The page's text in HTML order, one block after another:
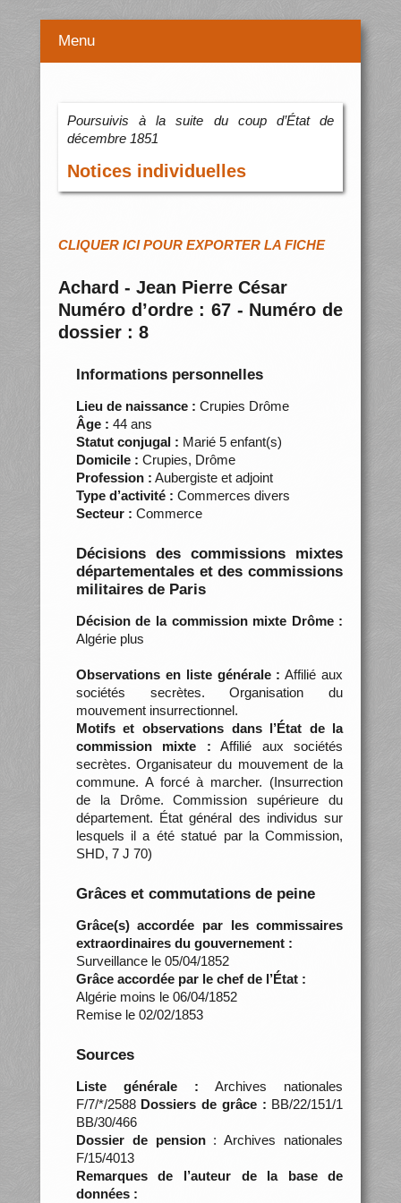
Menu
Poursuivis à la suite du coup d’État de
décembre 1851
Notices individuelles
CLIQUER ICI POUR EXPORTER LA FICHE
Achard - Jean Pierre César
Numéro d’ordre : 67 - Numéro de
dossier : 8
Informations personnelles
Lieu de naissance : Crupies Drôme
Âge : 44 ans
Statut conjugal : Marié 5 enfant(s)
Domicile : Crupies, Drôme
Profession : Aubergiste et adjoint
Type d’activité : Commerces divers
Secteur : Commerce
Décisions des commissions mixtes
départementales et des commissions
militaires de Paris
Décision de la commission mixte Drôme :
Algérie plus
Observations en liste générale : Affilié aux
sociétés secrètes. Organisation du
mouvement insurrectionnel.
Motifs et observations dans l’État de la
commission mixte : Affilié aux sociétés
secrètes. Organisateur du mouvement de la
commune. A forcé à marcher. (Insurrection
de la Drôme. Commission supérieure du
département. État général des individus sur
lesquels il a été statué par la Commission,
SHD, 7 J 70)
Grâces et commutations de peine
Grâce(s) accordée par les commissaires
extraordinaires du gouvernement :
Surveillance le 05/04/1852
Grâce accordée par le chef de l’État :
Algérie moins le 06/04/1852
Remise le 02/02/1853
Sources
Liste générale : Archives nationales
F/7/*/2588 Dossiers de grâce : BB/22/151/1
BB/30/466
Dossier de pension: Archives nationales
F/15/4013
Remarques de l’auteur de la base de
données :